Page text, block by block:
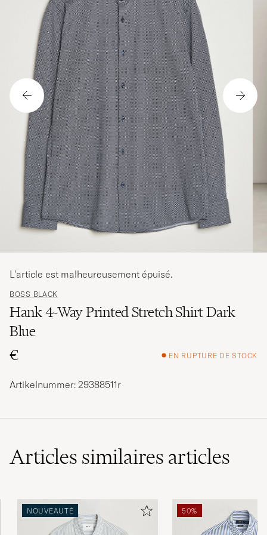
BOSS BLACK
Hank 4-Way Printed Stretch Shirt Dark
Blue
€
EN RUPTURE DE STOCK
L'article est malheureusement épuisé.
Artikelnummer: 29388511r
Articles similaires articles
NOUVEAUTÉ 50%